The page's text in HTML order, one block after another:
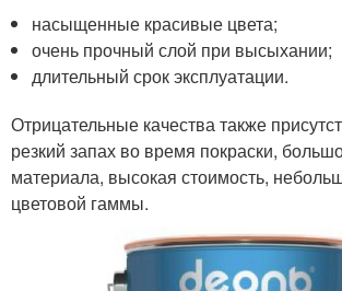
насыщенные красивые цвета;
очень прочный слой при высыхании;
длительный срок эксплуатации.
Отрицательные качества также
резкий запах во время покраски,
материала, высокая стоимость,
цветовой гаммы.